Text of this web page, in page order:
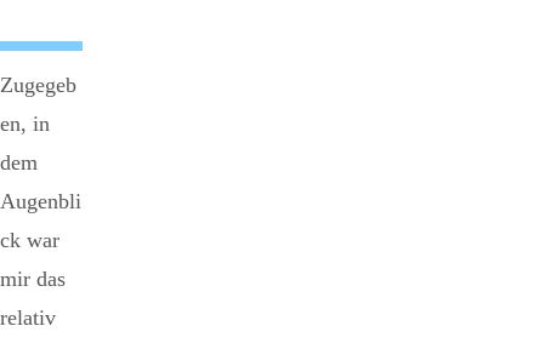
Zugegeb
en, in
dem
Augenbli
ck war
mir das
relativ